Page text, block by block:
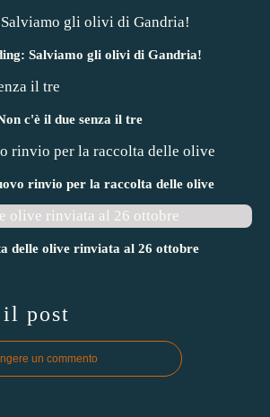
Salviamo gli olivi di Gandria!
c'è il due senza il tre
rinvio per la raccolta delle olive
delle olive rinviata al 26 ottobre
il post
un commento